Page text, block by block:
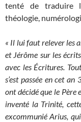
tenté de traduire
théologie,
« Il lui faut relever les
et Jérôme sur les
avec les Écritures.
s’est passée en cet
ont décidé que le Père
inventé la Trinité,
excommunié Arius,